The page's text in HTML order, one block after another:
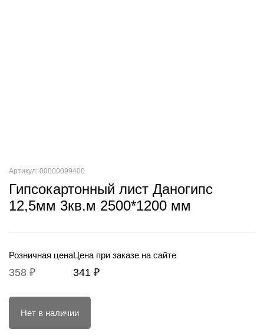
Артикул: 00000099400
Гипсокартонный лист Даногипс
12,5мм 3кв.м 2500*1200 мм
Розничная цена
358 ₽
Цена при заказе на сайте
341 ₽
Нет в наличии